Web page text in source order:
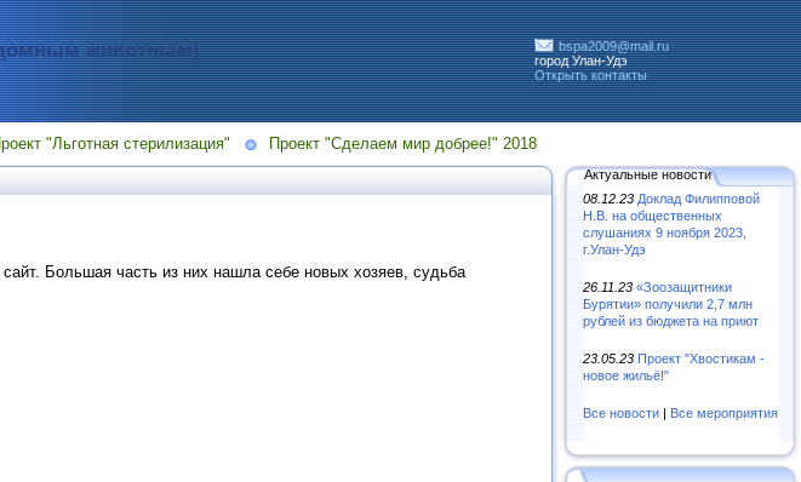
животным)
bspa2009@mail.ru
город Улан-Удэ
Открыть контакты
"Льготная стерилизация" Проект "Сделаем мир добрее!" 2018
Большая часть из них нашла себе новых хозяев, судьба
Актуальные новости
08.12.23 Доклад Филипповой
Н.В. на общественных
слушаниях 9 ноября 2023,
г.Улан-Удэ
26.11.23 «Зooзaщитники
Бypятии» пoлyчили 2,7 млн
pyблeй из бюджeтa нa пpиют
23.05.23 Проект "Хвостикам -
новое жильё!"
Все новости | Все мероприятия